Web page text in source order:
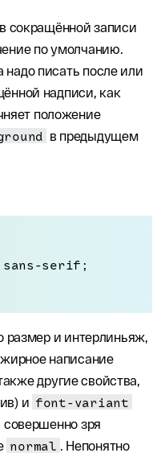
сокращённой записи
по умолчанию.
писать после или
надписи, как
положение
в предыдущем
serif;
размер и интерлиньяж,
написание
другие свойства,
и font-variant
зря
normal
. Непонятно